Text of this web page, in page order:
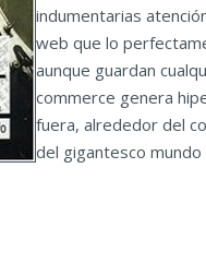
indumentarias
web que lo
aunque guardan
commerce genera
fuera, alrededor del
del gigantesco mundo